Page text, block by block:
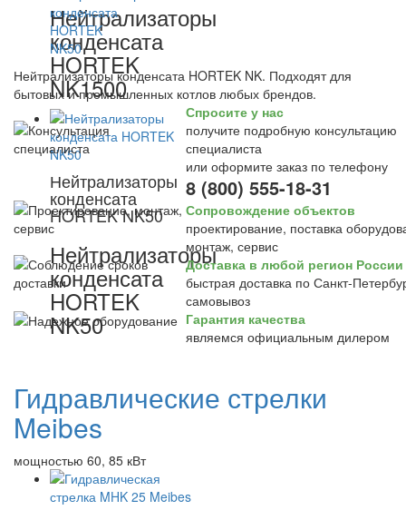
Нейтрализаторы
конденсата
HORTEK
NK1500
Нейтрализаторы
конденсата
HORTEK NK50
Нейтрализаторы
конденсата
HORTEK
NK50
Нейтрализаторы конденсата HORTEK NK. Подходят для
бытовых и промышленных котлов любых брендов.
Спросите у нас
получите подробную консультацию
специалиста
или оформите заказ по телефону
8 (800) 555-18-31
Сопровождение объектов
проектирование, поставка
монтаж, сервис
Доставка в любой регион России
быстрая доставка по Санкт-
самовывоз
Гарантия качества
являемся официальным дилером
Гидравлические стрелки
Meibes
мощностью 60, 85 кВт